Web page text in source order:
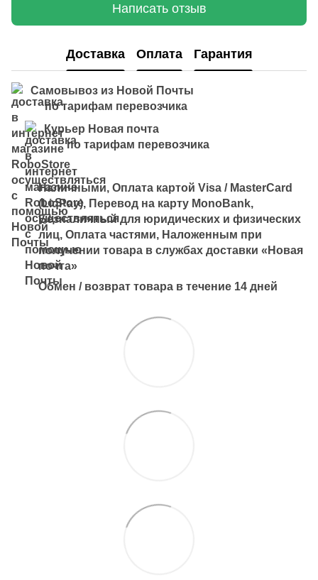
Написать отзыв
Доставка Оплата Гарантия
Самовывоз из Новой Почты
по тарифам перевозчика
Курьер Новая почта
по тарифам перевозчика
Наличными, Оплата картой Visa / MasterCard
(LiqPay), Перевод на карту MonoBank,
Безналичный для юридических и физических
лиц, Оплата частями, Наложенным при
получении товара в службах доставки «Новая
почта»
Обмен / возврат товара в течение 14 дней